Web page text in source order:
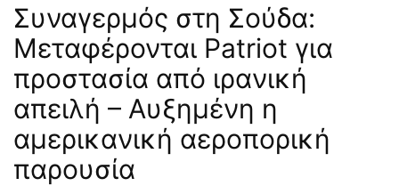
Συναγερμός στη Σούδα:
Μεταφέρονται Patriot για
προστασία από ιρανική
απειλή – Αυξημένη η
αμερικανική αεροπορική
παρουσία